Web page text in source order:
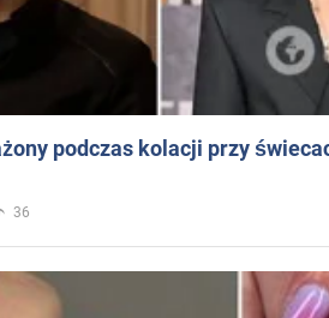
podczas kolacji przy
36